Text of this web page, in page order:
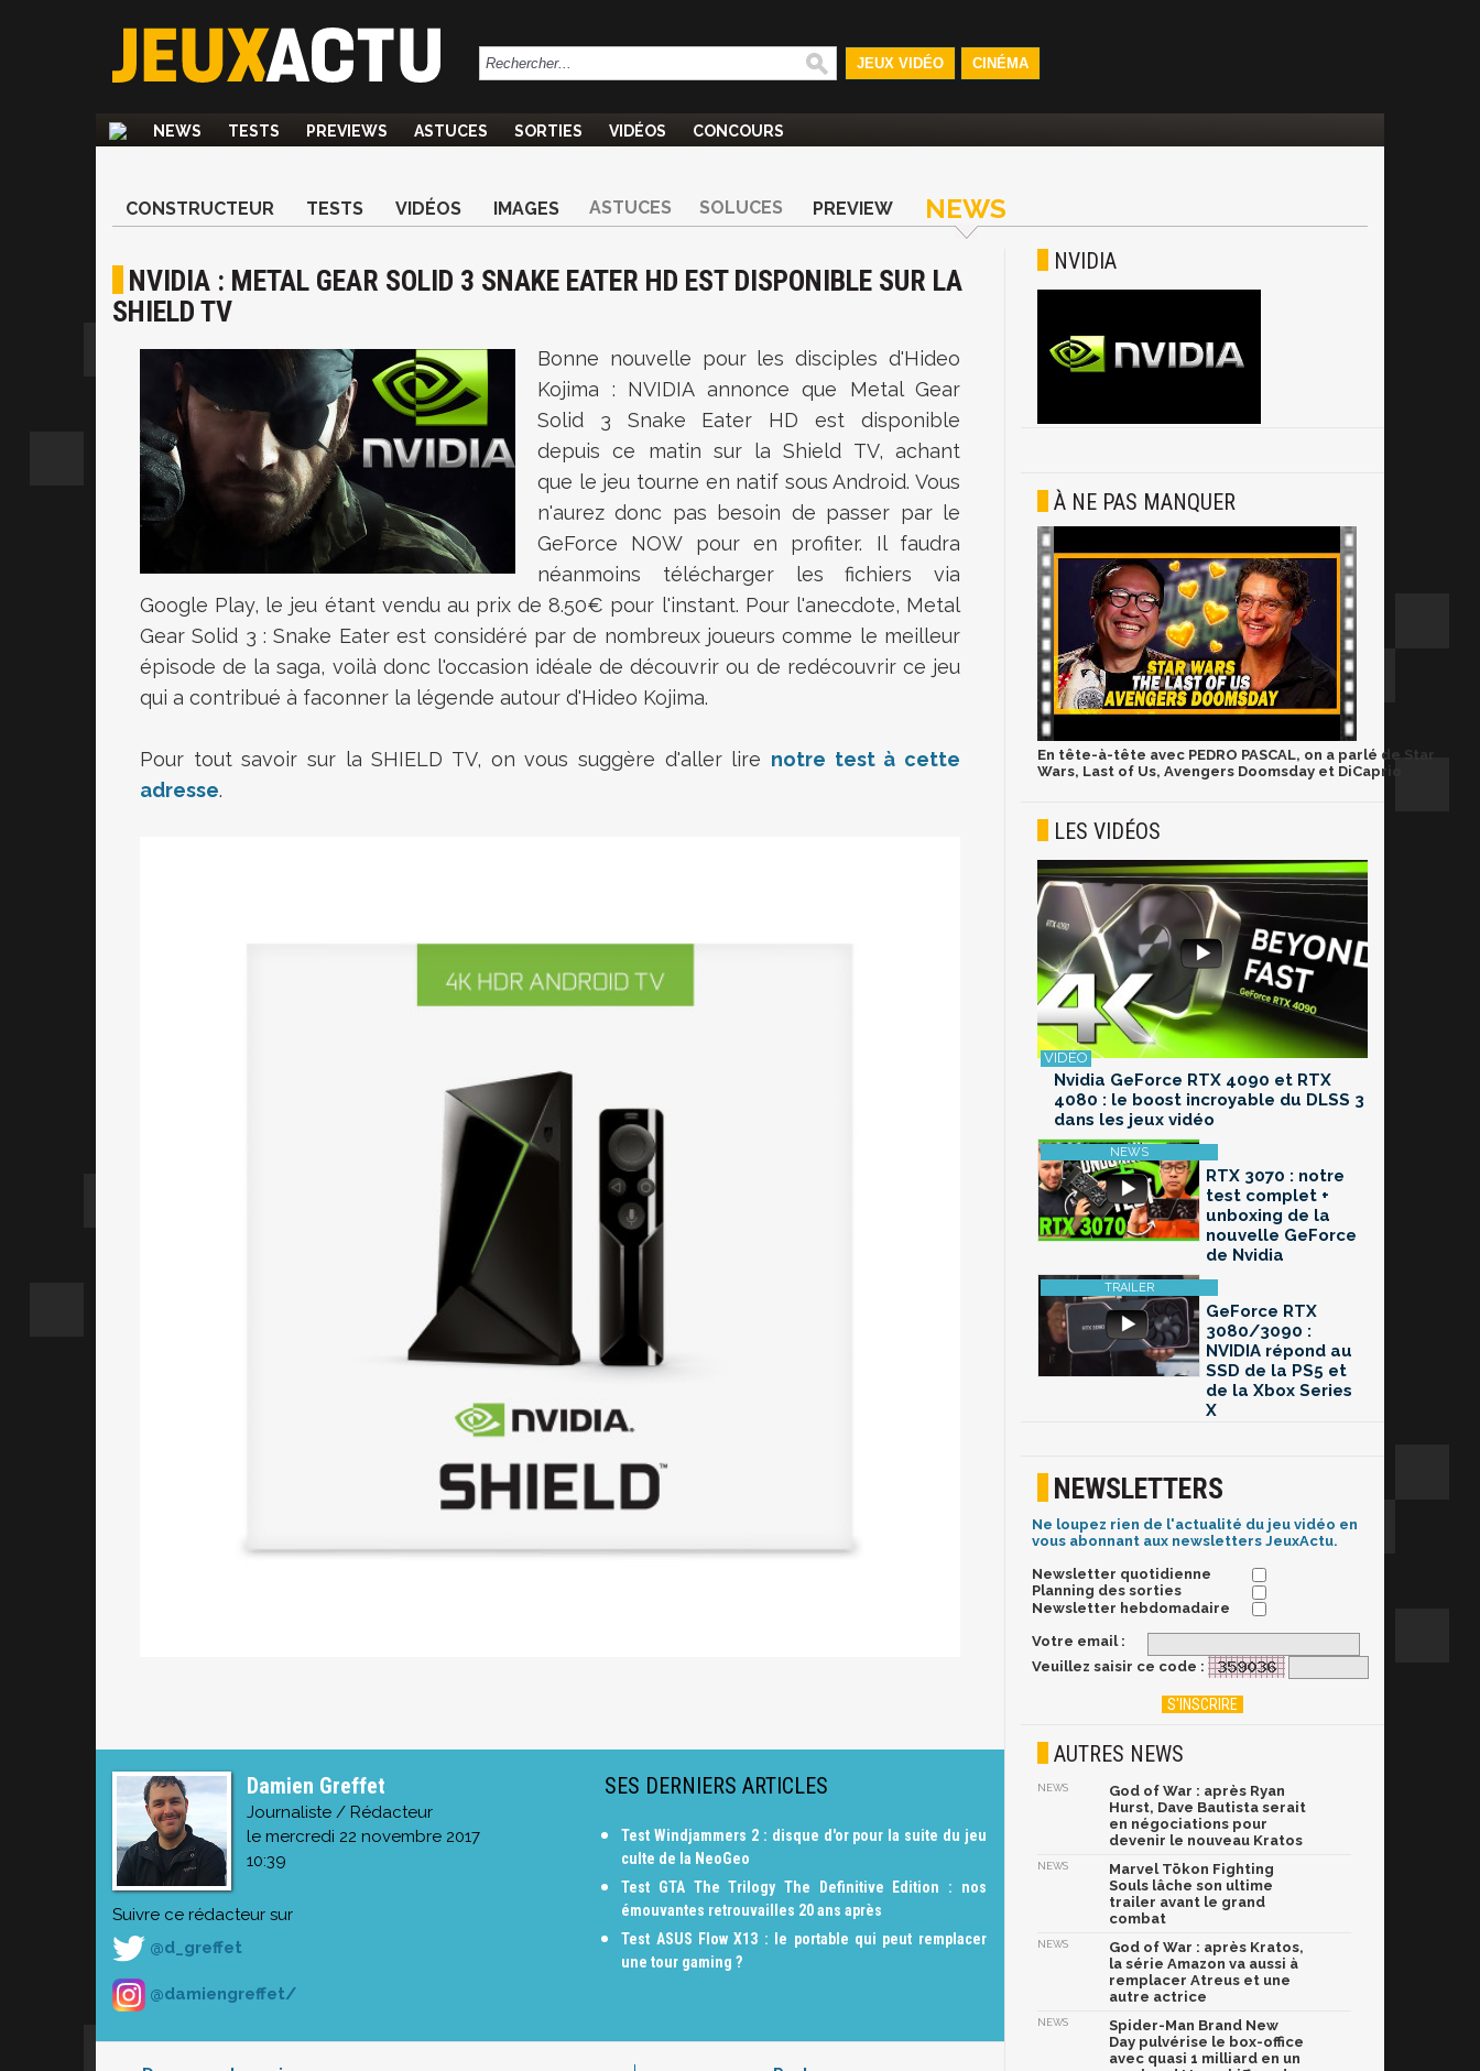
JEUX VIDÉO CINÉMA
NEWS TESTS PREVIEWS ASTUCES SORTIES VIDÉOS CONCOURS
CONSTRUCTEUR TESTS VIDÉOS IMAGES ASTUCES SOLUCES PREVIEW NEWS
NVIDIA : METAL GEAR SOLID 3 SNAKE EATER HD EST DISPONIBLE SUR LA
SHIELD TV
Bonne nouvelle pour les disciples d'Hideo
Kojima : NVIDIA annonce que Metal Gear
Solid 3 Snake Eater HD est disponible
depuis ce matin sur la Shield TV, achant
que le jeu tourne en natif sous Android. Vous
n'aurez donc pas besoin de passer par le
GeForce NOW pour en profiter. Il faudra
néanmoins télécharger les fichiers via
Google Play, le jeu étant vendu au prix de 8.50€ pour l'instant. Pour l'anecdote, Metal
Gear Solid 3 : Snake Eater est considéré par de nombreux joueurs comme le meilleur
épisode de la saga, voilà donc l'occasion idéale de découvrir ou de redécouvrir ce jeu
qui a contribué à faconner la légende autour d'Hideo Kojima.
Pour tout savoir sur la SHIELD TV, on vous suggère d'aller lire notre test à cette
adresse.
Damien Greffet
Journaliste / Rédacteur
le mercredi 22 novembre 2017
10:39
Suivre ce rédacteur sur
@d_greffet
@damiengreffet/
SES DERNIERS ARTICLES
Test Windjammers 2 : disque d'or pour la suite du jeu
culte de la NeoGeo
Test GTA The Trilogy The Definitive Edition : nos
émouvantes retrouvailles 20 ans après
Test ASUS Flow X13 : le portable qui peut remplacer
une tour gaming ?
NVIDIA
À NE PAS MANQUER
En tête-à-tête avec PEDRO PASCAL, on a parlé de Star
Wars, Last of Us, Avengers Doomsday et DiCaprio
LES VIDÉOS
Nvidia GeForce RTX 4090 et RTX
4080 : le boost incroyable du DLSS 3
dans les jeux vidéo
RTX 3070 : notre
test complet +
unboxing de la
nouvelle GeForce
de Nvidia
GeForce RTX
3080/3090 :
NVIDIA répond au
SSD de la PS5 et
de la Xbox Series
X
NEWSLETTERS
Ne loupez rien de l'actualité du jeu vidéo en
vous abonnant aux newsletters JeuxActu.
Newsletter quotidienne
Planning des sorties
Newsletter hebdomadaire
Votre email :
Veuillez saisir ce code :
AUTRES NEWS
NEWS
God of War : après Ryan
Hurst, Dave Bautista serait
en négociations pour
devenir le nouveau Kratos
NEWS
Marvel Tōkon Fighting
Souls lâche son ultime
trailer avant le grand
combat
NEWS
God of War : après Kratos,
la série Amazon va aussi à
remplacer Atreus et une
autre actrice
NEWS
Spider-Man Brand New
Day pulvérise le box-office
avec quasi 1 milliard en un